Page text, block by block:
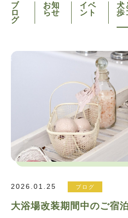
ブ
ロ
グ
お知
らせ
イベ
ント
犬
歩
2026.01.25 ブログ
大浴場改装期間中のご宿